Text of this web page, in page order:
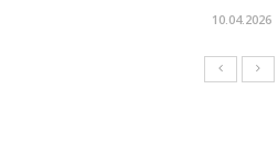
10.04.2026